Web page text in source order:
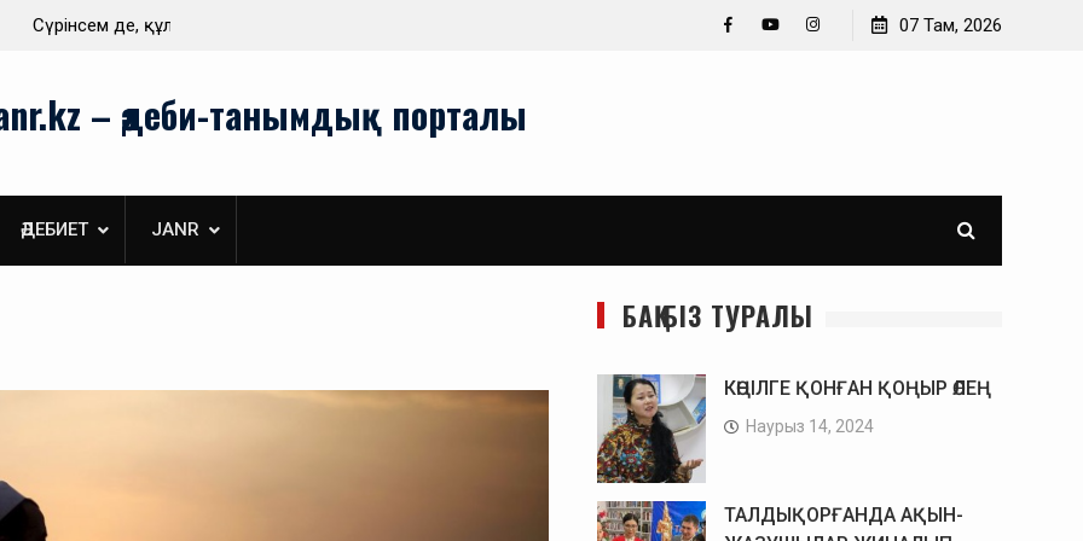
Өз-өзімнен кеше қатты кейідім. Әйгерім Тұрлықожа
07 Там, 2026
– әдеби-танымдық порталы
ӘДЕБИЕТ JANR
БАҚ БІЗ ТУРАЛЫ
КӨҢІЛГЕ ҚОНҒАН ҚОҢЫР ӨЛЕҢ
Наурыз 14, 2024
ТАЛДЫҚОРҒАНДА АҚЫН-